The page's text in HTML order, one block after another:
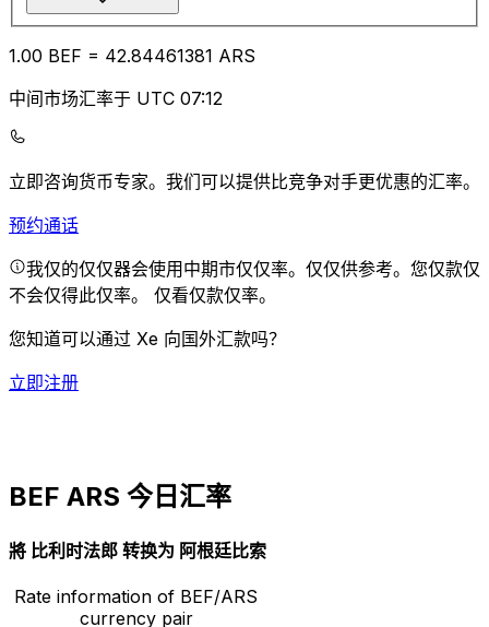
1.00 BEF = 42.84461381 ARS
中间市场汇率于 UTC 07:12
立即咨询货币专家。 我们可以提供比竞争对手更优惠的汇率。
预约通话
我仅的仅仅器会使用中期市仅仅率。仅仅供参考。您仅款仅
不会仅得此仅率。 仅看仅款仅率。
您知道可以通过 Xe 向国外汇款吗？
立即注册
BEF ARS 今日汇率
將 比利时法郎 转换为 阿根廷比索
Rate information of BEF/ARS
currency pair